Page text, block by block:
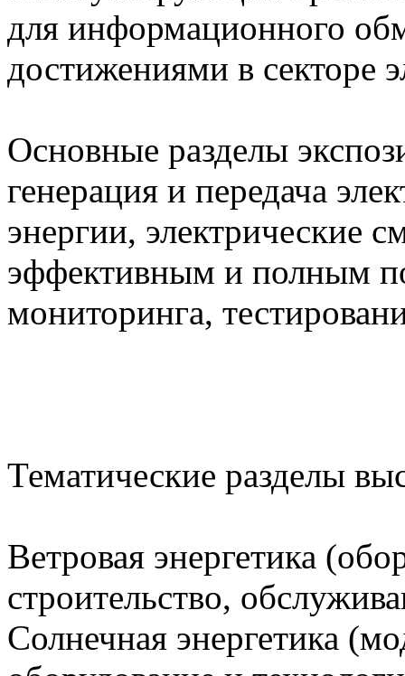
для информационного
достижениями в секторе
Основные разделы
генерация и передача
энергии, электрические
эффективным и полным
мониторинга,
Тематические разделы
Ветровая энергетика
строительство,
Солнечная энергетика